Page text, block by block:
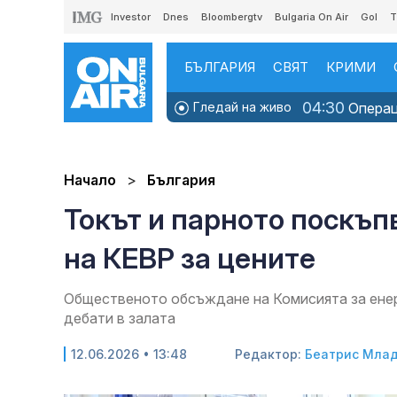
Investor Dnes Bloombergtv Bulgaria On Air Gol
БЪЛГАРИЯ СВЯТ КРИМИ
Гледай на живо 04:30
Начало България
Токът и парното
на КЕВР за цените
Общественото обсъждане на Комисията за
дебати в залата
12.06.2026 • 13:48 Редактор: Беатрис